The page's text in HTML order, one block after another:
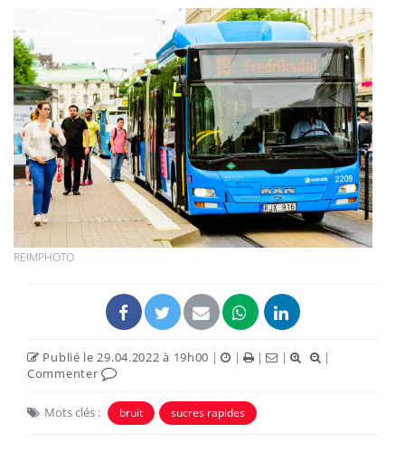
REIMPHOTO
Publié le 29.04.2022 à 19h00 | | | |
|
Commenter
Mots clés : bruit sucres rapides